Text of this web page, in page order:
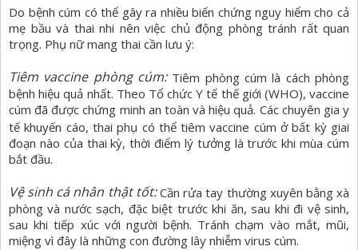
Do bệnh cúm có thể gây ra nhiều biến chứng nguy hiểm cho cả
mẹ bầu và thai nhi nên việc chủ động phòng tránh rất quan
trọng. Phụ nữ mang thai cần lưu ý:
Tiêm vaccine phòng cúm: Tiêm phòng cúm là cách phòng
bệnh hiệu quả nhất. Theo Tổ chức Y tế thế giới (WHO), vaccine
cúm đã được chứng minh an toàn và hiệu quả. Các chuyên gia y
tế khuyến cáo, thai phụ có thể tiêm vaccine cúm ở bất kỳ giai
đoạn nào của thai kỳ, thời điểm lý tưởng là trước khi mùa cúm
bắt đầu.
Vệ sinh cá nhân thật tốt: Cần rửa tay thường xuyên bằng xà
phòng và nước sạch, đặc biệt trước khi ăn, sau khi đi vệ sinh,
sau khi tiếp xúc với người bệnh. Tránh chạm vào mắt, mũi,
miệng vì đây là những con đường lây nhiễm virus cúm.